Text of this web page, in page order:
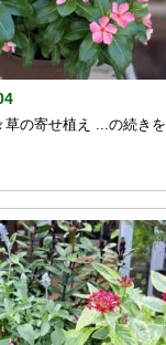
草の寄せ植え ...の続きを